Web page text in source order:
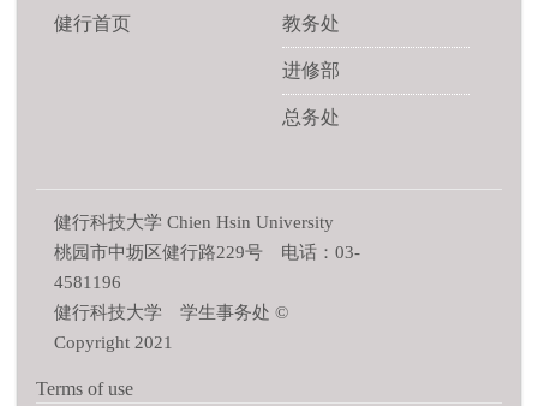
健行首页 教务处
进修部
总务处
健行科技大学 Chien Hsin University
桃园市中坜区健行路229号 电话：03-
4581196
健行科技大学 学生事务处 ©
Copyright 2021
Terms of use